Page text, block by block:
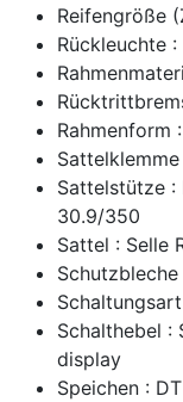
Reifengröße
Rückleuchte
Rahmenform
Sattelstütze :
30.9/350
Sattel : Selle
Schalthebel :
display
Speichen :